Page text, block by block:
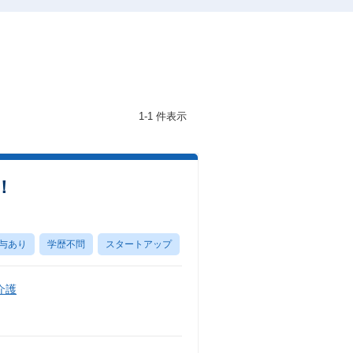
1-1 件表示
あり 学歴不問 スタートアップ
護